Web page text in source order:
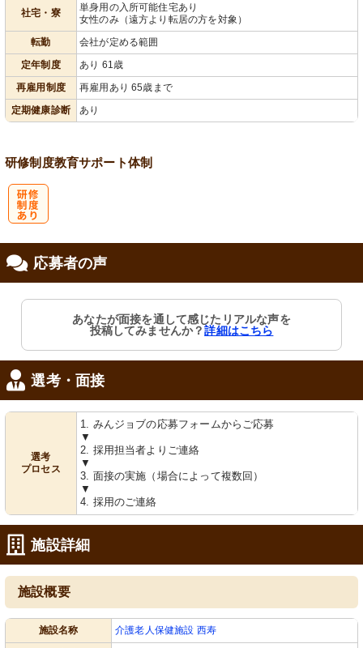
社宅・寮
単身用の入所可能住宅あり
女性のみ（遠方より転居の方を対象）
転勤
会社が定める範囲
定年制度
あり 61歳
再雇用制度
再雇用あり 65歳まで
定期健康診断
あり
研修制度教育サポート体制
応募者の声
あなたが面接を通して感じたリアルな声を
投稿してみませんか？詳細はこちら
選考・面接
選考
プロセス
1. みんジョブの応募フォームからご応募
▼
2. 採用担当者よりご連絡
▼
3. 面接の実施（場合によって複数回）
▼
4. 採用のご連絡
施設詳細
施設概要
施設名称 介護老人保健施設 西寿